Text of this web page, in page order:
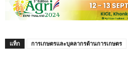
แท็ก การเกษตรและบุคลากรด้านการเกษตร